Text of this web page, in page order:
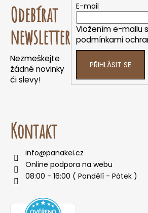
Odebírat
newsletter
Nezmeškejte
žádné novinky
či slevy!
E-mail
Vložením e-mailu
podmínkami
PŘIHLÁSIT SE
Kontakt
info@panakei.cz
Online podpora na webu
08:00 - 16:00 ( Pondělí - Pátek )